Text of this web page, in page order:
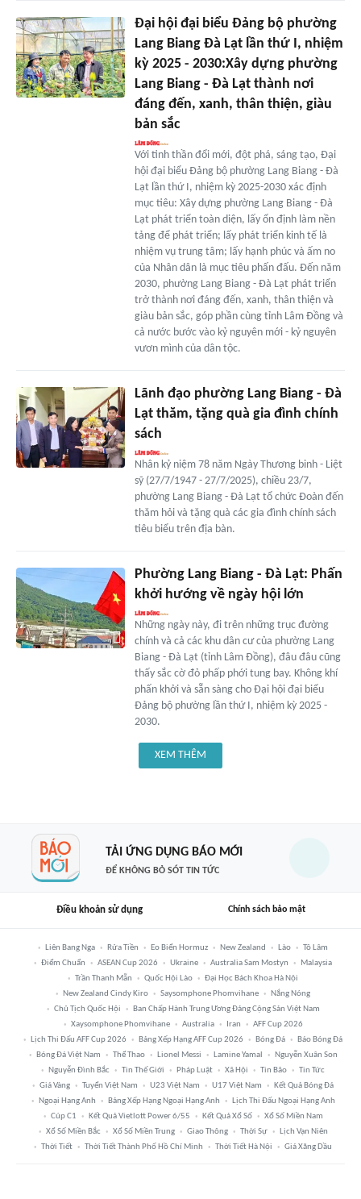
Đại hội đại biểu Đảng bộ phường
Lang Biang Đà Lạt lần thứ I, nhiệm
kỳ 2025 - 2030:Xây dựng phường
Lang Biang - Đà Lạt thành nơi
đáng đến, xanh, thân thiện, giàu
bản sắc
Với tinh thần đổi mới, đột phá, sáng tạo, Đại
hội đại biểu Đảng bộ phường Lang Biang - Đà
Lạt lần thứ I, nhiệm kỳ 2025-2030 xác định
mục tiêu: Xây dựng phường Lang Biang - Đà
Lạt phát triển toàn diện, lấy ổn định làm nền
tảng để phát triển; lấy phát triển kinh tế là
nhiệm vụ trung tâm; lấy hạnh phúc và ấm no
của Nhân dân là mục tiêu phấn đấu. Đến năm
2030, phường Lang Biang - Đà Lạt phát triển
trở thành nơi đáng đến, xanh, thân thiện và
giàu bản sắc, góp phần cùng tỉnh Lâm Đồng và
cả nước bước vào kỷ nguyên mới - kỷ nguyên
vươn mình của dân tộc.
Lãnh đạo phường Lang Biang - Đà
Lạt thăm, tặng quà gia đình chính
sách
Nhân kỷ niệm 78 năm Ngày Thương binh - Liệt
sỹ (27/7/1947 - 27/7/2025), chiều 23/7,
phường Lang Biang - Đà Lạt tổ chức Đoàn đến
thăm hỏi và tặng quà các gia đình chính sách
tiêu biểu trên địa bàn.
Phường Lang Biang - Đà Lạt: Phấn
khởi hướng về ngày hội lớn
Những ngày này, đi trên những trục đường
chính và cả các khu dân cư của phường Lang
Biang - Đà Lạt (tỉnh Lâm Đồng), đâu đâu cũng
thấy sắc cờ đỏ phấp phới tung bay. Không khí
phấn khởi và sẵn sàng cho Đại hội đại biểu
Đảng bộ phường lần thứ I, nhiệm kỳ 2025 -
2030.
XEM THÊM
TẢI ỨNG DỤNG BÁO MỚI
ĐỂ KHÔNG BỎ SÓT TIN TỨC
Điều khoản sử dụng Chính sách bảo mật
Liên Bang Nga Rửa Tiền Eo Biển Hormuz New Zealand Lào
Tô Lâm
Điểm Chuẩn
ASEAN Cup 2026 Ukraine Australia Sam Mostyn
Malaysia
Trần Thanh Mẫn
Quốc Hội Lào
Đại Học Bách Khoa Hà Nội
New Zealand Cindy Kiro
Saysomphone Phomvihane
Nắng Nóng
Chủ Tịch Quốc Hội
Ban Chấp Hành Trung Ương Đảng Cộng Sản Việt Nam
Xaysomphone Phomvihane
Australia Iran
AFF Cup 2026
Lịch Thi Đấu AFF Cup 2026
Bảng Xếp Hạng AFF Cup 2026 Bóng Đá
Báo Bóng Đá
Bóng Đá Việt Nam
Thể Thao Lionel Messi Lamine Yamal
Nguyễn Xuân Son
Nguyễn Đình Bắc
Tin Thế Giới Pháp Luật Xã Hội Tin Bão
Tin Tức
Giá Vàng
Tuyển Việt Nam U23 Việt Nam U17 Việt Nam
Kết Quả Bóng Đá
Ngoại Hạng Anh
Bảng Xếp Hạng Ngoại Hạng Anh
Lịch Thi Đấu Ngoại Hạng Anh
Cúp C1
Kết Quả Vietlott Power 6/55 Kết Quả Xổ Số
Xổ Số Miền Nam
Xổ Số Miền Bắc
Xổ Số Miền Trung Giao Thông Thời Sự
Lịch Vạn Niên
Thời Tiết
Thời Tiết Thành Phố Hồ Chí Minh Thời Tiết Hà Nội Giá Xăng Dầu